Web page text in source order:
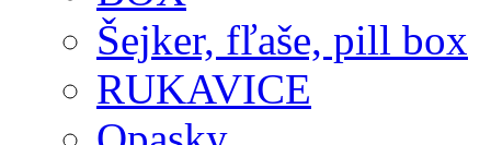
Šejker, fľaše, pill box
RUKAVICE